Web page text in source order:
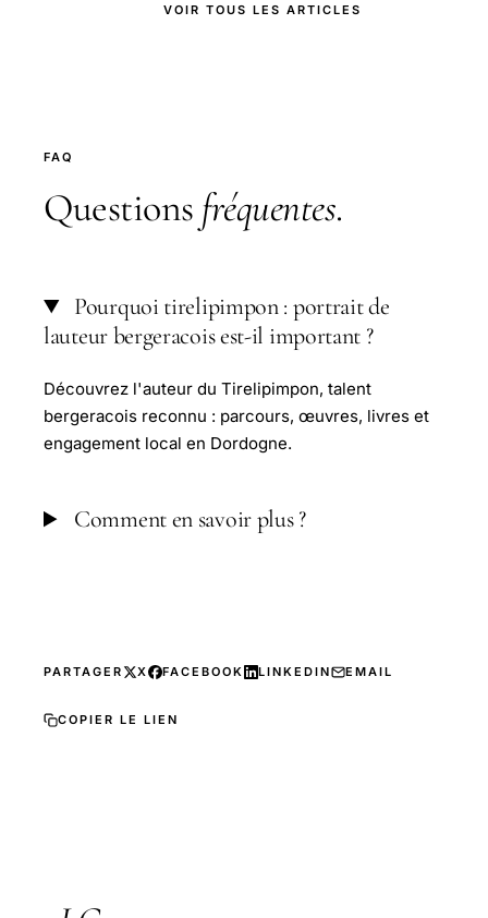
VOIR TOUS LES ARTICLES
FAQ
Questions fréquentes.
Pourquoi tirelipimpon : portrait de
lauteur bergeracois est-il important ?
Découvrez l'auteur du Tirelipimpon, talent
bergeracois reconnu : parcours, œuvres, livres et
engagement local en Dordogne.
Comment en savoir plus ?
PARTAGER X FACEBOOK LINKEDIN EMAIL
COPIER LE LIEN